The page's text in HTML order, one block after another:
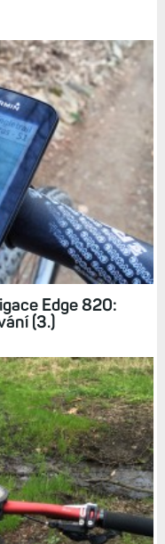
Diskuse k článku (9)